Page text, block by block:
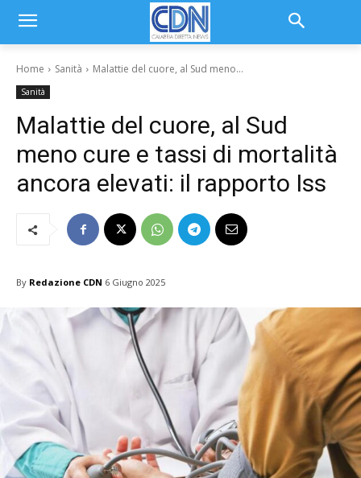
Home Sanità Malattie del cuore, al Sud meno...
Sanità
Malattie del cuore, al Sud
meno cure e tassi di mortalità
ancora elevati: il rapporto Iss
By Redazione CDN 6 Giugno 2025